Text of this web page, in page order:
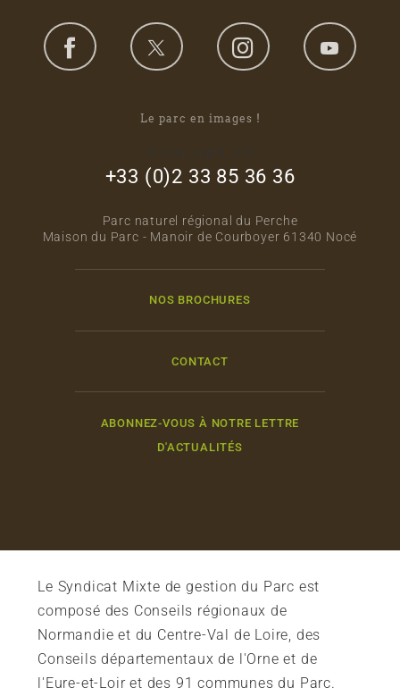
Le parc en images !
+33 (0)2 33 85 36 36
Parc naturel régional du Perche
Maison du Parc - Manoir de Courboyer 61340 Nocé
NOS BROCHURES
CONTACT
ABONNEZ-VOUS À NOTRE LETTRE
D'ACTUALITÉS
Le Syndicat Mixte de gestion du Parc est
composé des Conseils régionaux de
Normandie et du Centre-Val de Loire, des
Conseils départementaux de l'Orne et de
l'Eure-et-Loir et des 91 communes du Parc.